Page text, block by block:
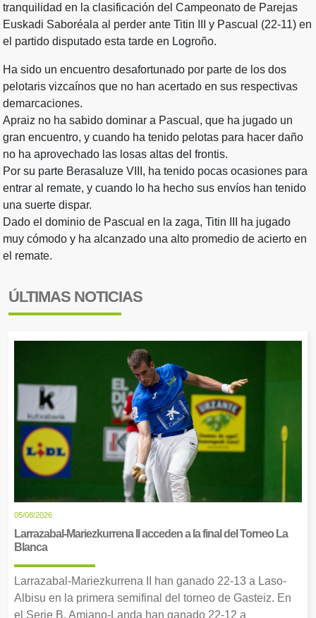
tranquilidad en la clasificación del Campeonato de Parejas
Euskadi Saboréala al perder ante Titin III y Pascual (22-11) en
el partido disputado esta tarde en Logroño.
Ha sido un encuentro desafortunado por parte de los dos
pelotaris vizcaínos que no han acertado en sus respectivas
demarcaciones.
Apraiz no ha sabido dominar a Pascual, que ha jugado un
gran encuentro, y cuando ha tenido pelotas para hacer daño
no ha aprovechado las losas altas del frontis.
Por su parte Berasaluze VIII, ha tenido pocas ocasiones para
entrar al remate, y cuando lo ha hecho sus envíos han tenido
una suerte dispar.
Dado el dominio de Pascual en la zaga, Titin III ha jugado
muy cómodo y ha alcanzado una alto promedio de acierto en
el remate.
ÚLTIMAS NOTICIAS
05/08/2026
Larrazabal-Mariezkurrena II acceden a la final del Torneo La
Blanca
Larrazabal-Mariezkurrena II han ganado 22-13 a Laso-
Albisu en la primera semifinal del torneo de Gasteiz. En
el Serie B, Amiano-Landa han ganado 22-12 a